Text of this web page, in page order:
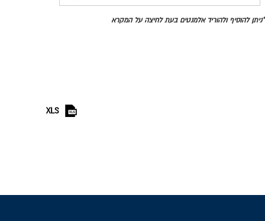
*ניתן להוסיף ולהוריד אלמנטים בעת לחיצה על המקרא
XLS